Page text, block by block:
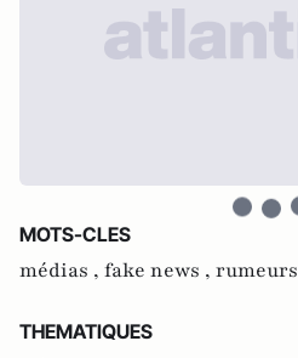
MOTS-CLES
médias , fake news , rumeurs
THEMATIQUES